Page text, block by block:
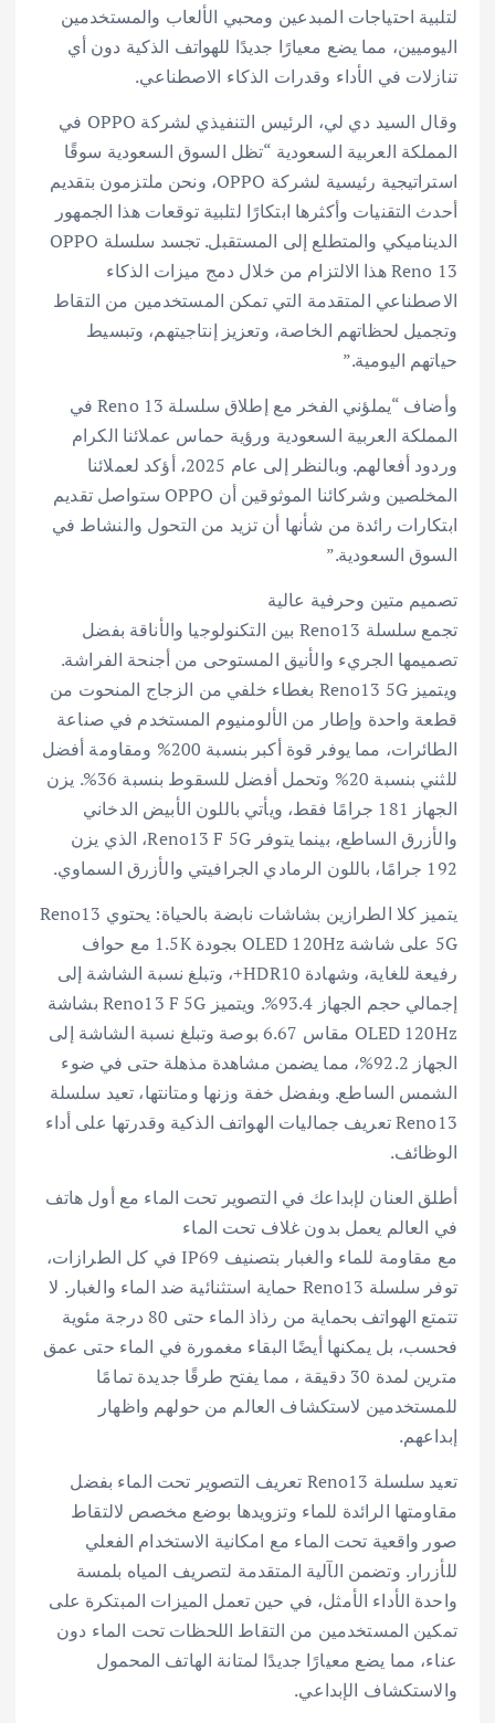
لتلبية احتياجات المبدعين ومحبي الألعاب والمستخدمين
اليوميين، مما يضع معيارًا جديدًا للهواتف الذكية دون أي
تنازلات في الأداء وقدرات الذكاء الاصطناعي.
وقال السيد دي لي، الرئيس التنفيذي لشركة OPPO في
المملكة العربية السعودية “تظل السوق السعودية سوقًا
استراتيجية رئيسية لشركة OPPO، ونحن ملتزمون بتقديم
أحدث التقنيات وأكثرها ابتكارًا لتلبية توقعات هذا الجمهور
الديناميكي والمتطلع إلى المستقبل. تجسد سلسلة OPPO
Reno 13 هذا الالتزام من خلال دمج ميزات الذكاء
الاصطناعي المتقدمة التي تمكن المستخدمين من التقاط
وتجميل لحظاتهم الخاصة، وتعزيز إنتاجيتهم، وتبسيط
حياتهم اليومية.”
وأضاف “يملؤني الفخر مع إطلاق سلسلة Reno 13 في
المملكة العربية السعودية ورؤية حماس عملائنا الكرام
وردود أفعالهم. وبالنظر إلى عام 2025، أؤكد لعملائنا
المخلصين وشركائنا الموثوقين أن OPPO ستواصل تقديم
ابتكارات رائدة من شأنها أن تزيد من التحول والنشاط في
السوق السعودية.”
تصميم متين وحرفية عالية
تجمع سلسلة Reno13 بين التكنولوجيا والأناقة بفضل
تصميمها الجريء والأنيق المستوحى من أجنحة الفراشة.
ويتميز Reno13 5G بغطاء خلفي من الزجاج المنحوت من
قطعة واحدة وإطار من الألومنيوم المستخدم في صناعة
الطائرات، مما يوفر قوة أكبر بنسبة 200% ومقاومة أفضل
للثني بنسبة 20% وتحمل أفضل للسقوط بنسبة 36%. يزن
الجهاز 181 جرامًا فقط، ويأتي باللون الأبيض الدخاني
والأزرق الساطع، بينما يتوفر Reno13 F 5G، الذي يزن
192 جرامًا، باللون الرمادي الجرافيتي والأزرق السماوي.
يتميز كلا الطرازين بشاشات نابضة بالحياة: يحتوي Reno13
5G على شاشة OLED 120Hz بجودة 1.5K مع حواف
رفيعة للغاية، وشهادة HDR10+، وتبلغ نسبة الشاشة إلى
إجمالي حجم الجهاز 93.4%. ويتميز Reno13 F 5G بشاشة
OLED 120Hz مقاس 6.67 بوصة وتبلغ نسبة الشاشة إلى
الجهاز 92.2%، مما يضمن مشاهدة مذهلة حتى في ضوء
الشمس الساطع. وبفضل خفة وزنها ومتانتها، تعيد سلسلة
Reno13 تعريف جماليات الهواتف الذكية وقدرتها على أداء
الوظائف.
أطلق العنان لإبداعك في التصوير تحت الماء مع أول هاتف
في العالم يعمل بدون غلاف تحت الماء
مع مقاومة للماء والغبار بتصنيف IP69 في كل الطرازات،
توفر سلسلة Reno13 حماية استثنائية ضد الماء والغبار. لا
تتمتع الهواتف بحماية من رذاذ الماء حتى 80 درجة مئوية
فحسب، بل يمكنها أيضًا البقاء مغمورة في الماء حتى عمق
مترين لمدة 30 دقيقة ، مما يفتح طرقًا جديدة تمامًا
للمستخدمين لاستكشاف العالم من حولهم واظهار
إبداعهم.
تعيد سلسلة Reno13 تعريف التصوير تحت الماء بفضل
مقاومتها الرائدة للماء وتزويدها بوضع مخصص لالتقاط
صور واقعية تحت الماء مع امكانية الاستخدام الفعلي
للأزرار. وتضمن الآلية المتقدمة لتصريف المياه بلمسة
واحدة الأداء الأمثل، في حين تعمل الميزات المبتكرة على
تمكين المستخدمين من التقاط اللحظات تحت الماء دون
عناء، مما يضع معيارًا جديدًا لمتانة الهاتف المحمول
والاستكشاف الإبداعي.